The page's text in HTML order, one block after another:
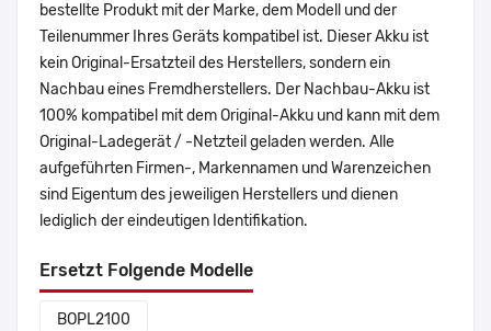
bestellte Produkt mit der Marke, dem Modell und der
Teilenummer Ihres Geräts kompatibel ist. Dieser Akku ist
kein Original-Ersatzteil des Herstellers, sondern ein
Nachbau eines Fremdherstellers. Der Nachbau-Akku ist
100% kompatibel mit dem Original-Akku und kann mit dem
Original-Ladegerät / -Netzteil geladen werden. Alle
aufgeführten Firmen-, Markennamen und Warenzeichen
sind Eigentum des jeweiligen Herstellers und dienen
lediglich der eindeutigen Identifikation.
Ersetzt Folgende Modelle
BOPL2100